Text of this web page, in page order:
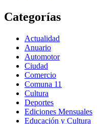
Categorías
Actualidad
Anuario
Automotor
Ciudad
Comercio
Comuna 11
Cultura
Deportes
Ediciones Mensuales
Educación y Cultura